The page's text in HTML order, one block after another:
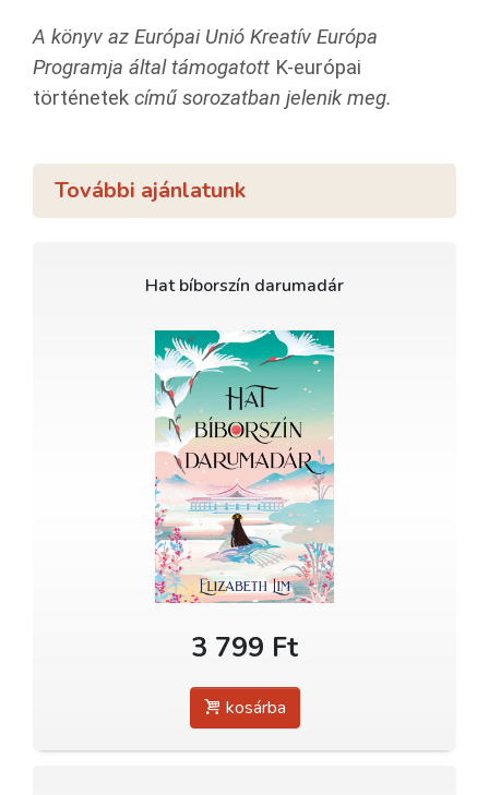
A könyv az Európai Unió Kreatív Európa
Programja által támogatott K-európai
történetek című sorozatban jelenik meg.
További ajánlatunk
Hat bíborszín darumadár
3 799 Ft
kosárba